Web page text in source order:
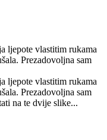
ljepote vlastitim rukama
Prezadovoljna sam
ljepote vlastitim rukama
Prezadovoljna sam
na te dvije slike...